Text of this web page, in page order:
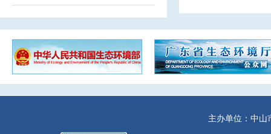
主办单位：中山